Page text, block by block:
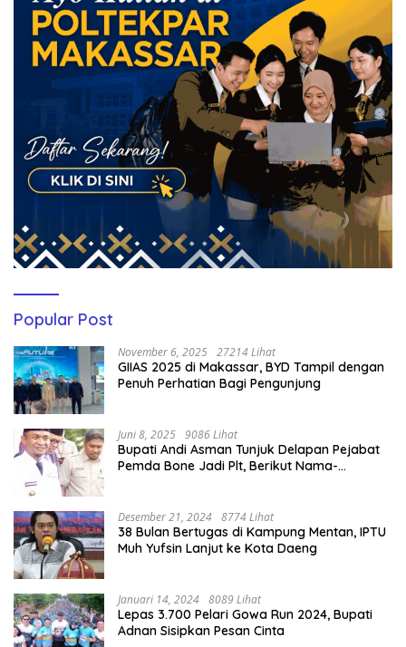
Popular Post
November 6, 2025 27214 Lihat
GIIAS 2025 di Makassar, BYD Tampil dengan
Penuh Perhatian Bagi Pengunjung
Juni 8, 2025 9086 Lihat
Bupati Andi Asman Tunjuk Delapan Pejabat
Pemda Bone Jadi Plt, Berikut Nama-
Desember 21, 2024 8774 Lihat
38 Bulan Bertugas di Kampung Mentan, IPTU
Muh Yufsin Lanjut ke Kota Daeng
Januari 14, 2024 8089 Lihat
Lepas 3.700 Pelari Gowa Run 2024, Bupati
Adnan Sisipkan Pesan Cinta